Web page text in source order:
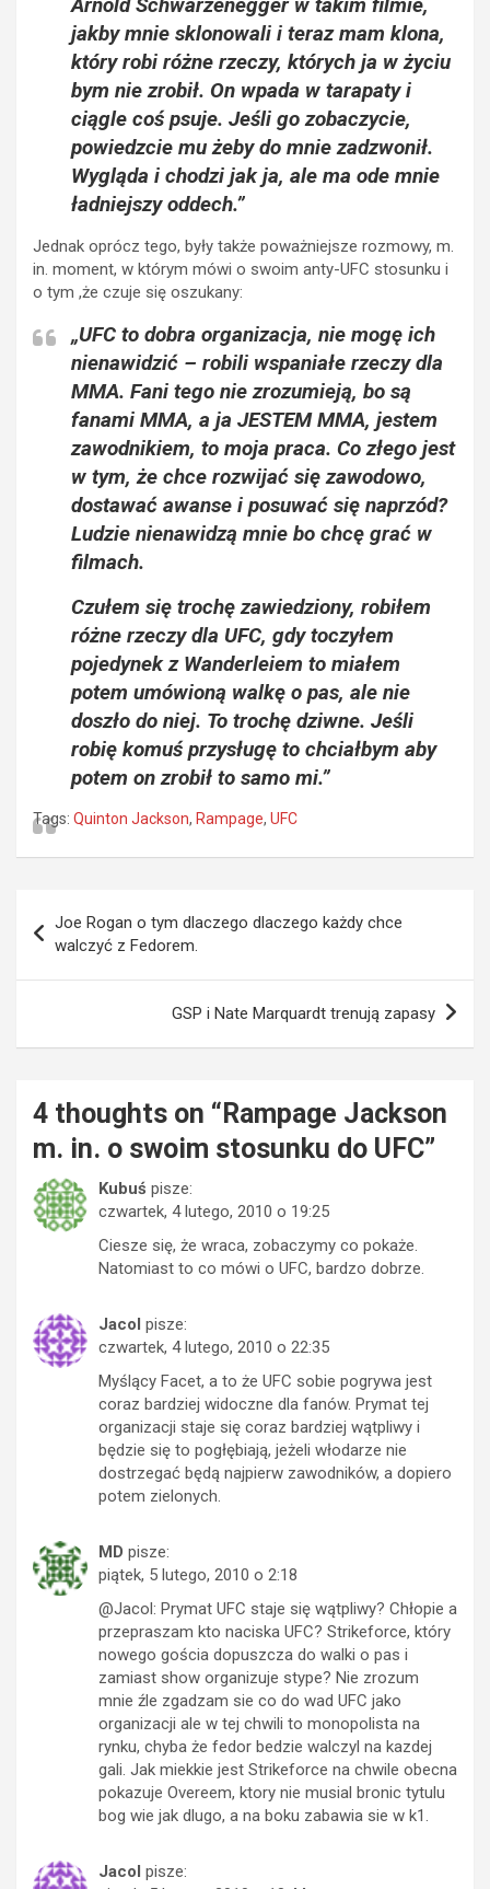
jakby mnie sklonowali i teraz mam klona,
który robi różne rzeczy, których ja w życiu
bym nie zrobił. On wpada w tarapaty i
ciągle coś psuje. Jeśli go zobaczycie,
powiedzcie mu żeby do mnie zadzwonił.
Wygląda i chodzi jak ja, ale ma ode mnie
ładniejszy oddech.”
Jednak oprócz tego, były także poważniejsze rozmowy, m.
in. moment, w którym mówi o swoim anty-UFC stosunku i
o tym ,że czuje się oszukany:
„UFC to dobra organizacja, nie mogę ich
nienawidzić – robili wspaniałe rzeczy dla
MMA. Fani tego nie zrozumieją, bo są
fanami MMA, a ja JESTEM MMA, jestem
zawodnikiem, to moja praca. Co złego jest
w tym, że chce rozwijać się zawodowo,
dostawać awanse i posuwać się naprzód?
Ludzie nienawidzą mnie bo chcę grać w
filmach.
Czułem się trochę zawiedziony, robiłem
różne rzeczy dla UFC, gdy toczyłem
pojedynek z Wanderleiem to miałem
potem umówioną walkę o pas, ale nie
doszło do niej. To trochę dziwne. Jeśli
robię komuś przysługę to chciałbym aby
potem on zrobił to samo mi.”
Tags: Quinton Jackson, Rampage, UFC
wpisu
Joe Rogan o tym dlaczego dlaczego każdy chce
walczyć z Fedorem.
GSP i Nate Marquardt trenują zapasy
4 thoughts on “ Rampage Jackson
m. in. o swoim stosunku do UFC”
Kubuś pisze:
czwartek, 4 lutego, 2010 o 19:25
Ciesze się, że wraca, zobaczymy co pokaże.
Natomiast to co mówi o UFC, bardzo dobrze.
Jacol pisze:
czwartek, 4 lutego, 2010 o 22:35
Myślący Facet, a to że UFC sobie pogrywa jest
coraz bardziej widoczne dla fanów. Prymat tej
organizacji staje się coraz bardziej wątpliwy i
będzie się to pogłębiają, jeżeli włodarze nie
dostrzegać będą najpierw zawodników, a dopiero
potem zielonych.
MD pisze:
piątek, 5 lutego, 2010 o 2:18
@Jacol: Prymat UFC staje się wątpliwy? Chłopie a
przepraszam kto naciska UFC? Strikeforce, który
nowego gościa dopuszcza do walki o pas i
zamiast show organizuje stype? Nie zrozum
mnie źle zgadzam sie co do wad UFC jako
organizacji ale w tej chwili to monopolista na
rynku, chyba że fedor bedzie walczyl na kazdej
gali. Jak miekkie jest Strikeforce na chwile obecna
pokazuje Overeem, ktory nie musial bronic tytulu
bog wie jak dlugo, a na boku zabawia sie w k1.
Jacol pisze: